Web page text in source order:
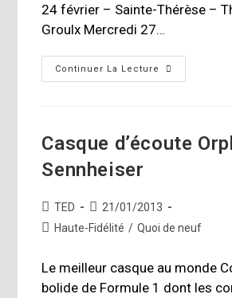
24 février – Sainte-Thérèse –
Groulx Mercredi 27…
Continuer La Lecture
Harry
Manx
Magasin
Le
Casque d’écoute
Sennheiser
Auteur/autrice
de
TED
Publication
publiée :
21/01/2013
PostHaute-Fidélité / Quoi de neuf
Le meilleur casque au monde
bolide de Formule 1 dont les